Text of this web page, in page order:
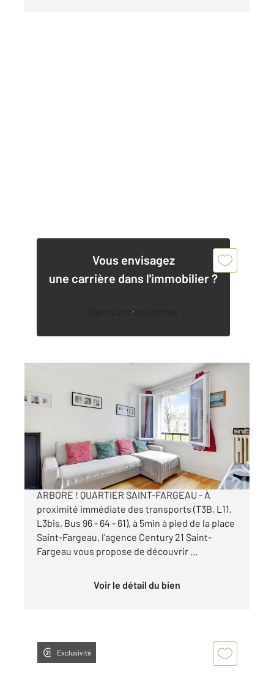
Vous envisagez
une carrière dans l'immobilier ?
Découvrir nos offres
, 4 pièces
Ref : 11502
Appartement F4 à vendre
580 000 €
4P EN PARFAIT ETAT AU CALME SUR PARC
ARBORE ! QUARTIER SAINT-FARGEAU - À
proximité immédiate des transports (T3B, L11,
L3bis, Bus 96 - 64 - 61), à 5min à pied de la place
Saint-Fargeau, l'agence Century 21 Saint-
Fargeau vous propose de découvrir ...
Voir le détail du bien
Exclusivité